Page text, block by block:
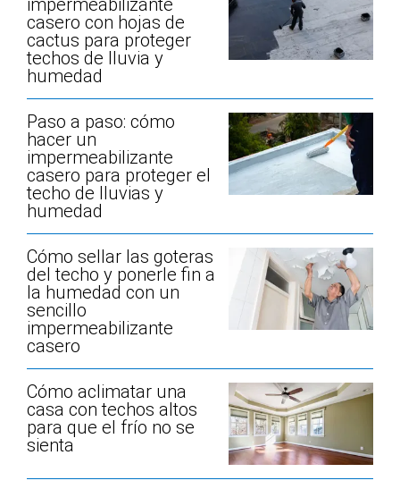
impermeabilizante
casero con hojas de
cactus para proteger
techos de lluvia y
humedad
Paso a paso: cómo
hacer un
impermeabilizante
casero para proteger el
techo de lluvias y
humedad
Cómo sellar las goteras
del techo y ponerle fin a
la humedad con un
sencillo
impermeabilizante
casero
Cómo aclimatar una
casa con techos altos
para que el frío no se
sienta